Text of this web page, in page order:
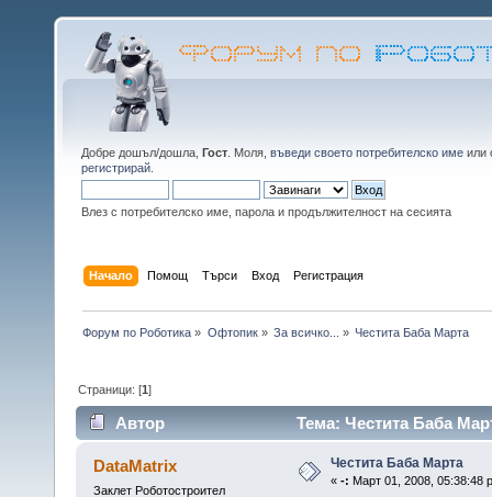
Добре дошъл/дошла, Гост . Моля, въведи своето потребителско име или
регистрирай
Влез с потребителско име, парола и продължителност на сесията
Начало Помощ Търси Вход Регистрация
Форум по Роботика » Офтопик» За всичко... » Честита Баба Марта
Страници: [1]
Автор Тема: Честита Баба
DataMatrix
Заклет Роботостроител
Честита Баба Марта
« -: Март 01, 2008, 05:38:48